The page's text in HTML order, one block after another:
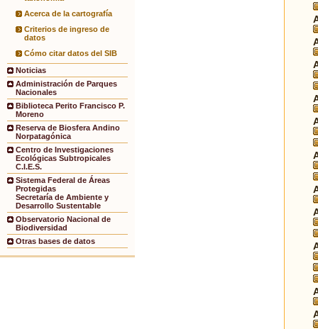
Acerca de la cartografía
Criterios de ingreso de
datos
Cómo citar datos del SIB
Noticias
Administración de Parques
Nacionales
Biblioteca Perito Francisco P.
Moreno
Reserva de Biosfera Andino
Norpatagónica
Centro de Investigaciones
Ecológicas Subtropicales
C.I.E.S.
Sistema Federal de Áreas
Protegidas
Secretaría de Ambiente y
Desarrollo Sustentable
Observatorio Nacional de
Biodiversidad
Otras bases de datos